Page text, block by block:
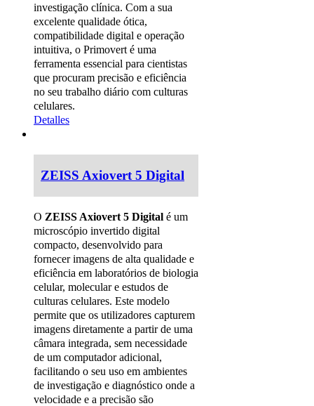
investigação clínica. Com a sua
excelente qualidade ótica,
compatibilidade digital e operação
intuitiva, o Primovert é uma
ferramenta essencial para cientistas
que procuram precisão e eficiência
no seu trabalho diário com culturas
celulares.
Detalles
ZEISS Axiovert 5 Digital
O ZEISS Axiovert 5 Digital é um
microscópio invertido digital
compacto, desenvolvido para
fornecer imagens de alta qualidade e
eficiência em laboratórios de biologia
celular, molecular e estudos de
culturas celulares. Este modelo
permite que os utilizadores capturem
imagens diretamente a partir de uma
câmara integrada, sem necessidade
de um computador adicional,
facilitando o seu uso em ambientes
de investigação e diagnóstico onde a
velocidade e a precisão são